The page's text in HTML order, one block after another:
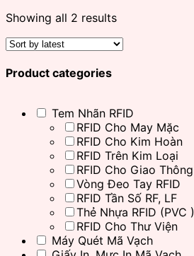
Showing all 2 results
Product categories
Tem Nhãn RFID
RFID Cho May Mặc
RFID Cho Kim Hoàn
RFID Trên Kim Loại
RFID Cho Giao Thông
Vòng Đeo Tay RFID
RFID Tần Số RF, LF
Thẻ Nhựa RFID (PVC )
RFID Cho Thư Viện
Máy Quét Mã Vạch